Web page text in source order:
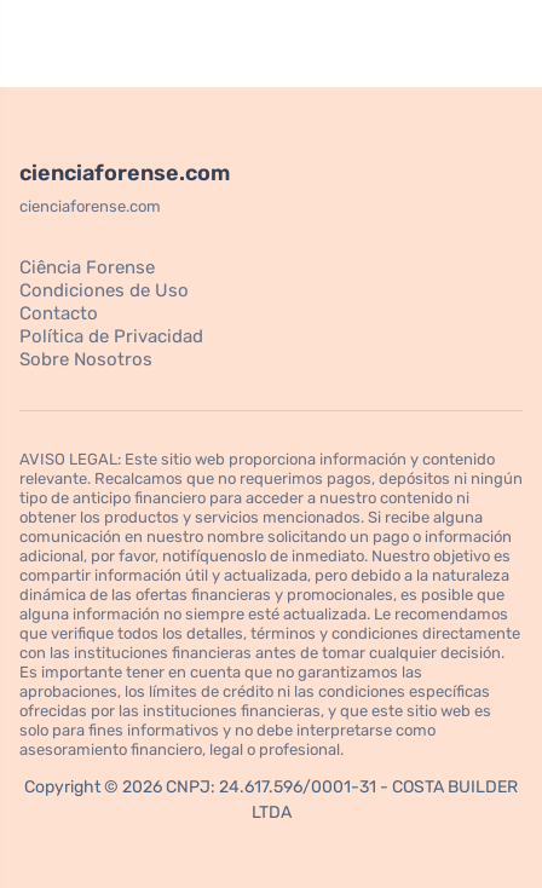
cienciaforense.com
cienciaforense.com
Ciência Forense
Condiciones de Uso
Contacto
Política de Privacidad
Sobre Nosotros
AVISO LEGAL: Este sitio web proporciona información y contenido
relevante. Recalcamos que no requerimos pagos, depósitos ni ningún
tipo de anticipo financiero para acceder a nuestro contenido ni
obtener los productos y servicios mencionados. Si recibe alguna
comunicación en nuestro nombre solicitando un pago o información
adicional, por favor, notifíquenoslo de inmediato. Nuestro objetivo es
compartir información útil y actualizada, pero debido a la naturaleza
dinámica de las ofertas financieras y promocionales, es posible que
alguna información no siempre esté actualizada. Le recomendamos
que verifique todos los detalles, términos y condiciones directamente
con las instituciones financieras antes de tomar cualquier decisión.
Es importante tener en cuenta que no garantizamos las
aprobaciones, los límites de crédito ni las condiciones específicas
ofrecidas por las instituciones financieras, y que este sitio web es
solo para fines informativos y no debe interpretarse como
asesoramiento financiero, legal o profesional.
Copyright © 2026 CNPJ: 24.617.596/0001-31 - COSTA BUILDER
LTDA